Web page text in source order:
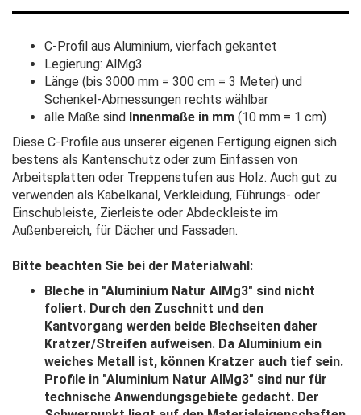
C-Profil aus Aluminium, vierfach gekantet
Legierung: AlMg3
Länge (bis 3000 mm = 300 cm = 3 Meter) und
Schenkel-Abmessungen rechts wählbar
alle Maße sind Innenmaße in mm (10 mm = 1 cm)
Diese C-Profile aus unserer eigenen Fertigung eignen sich
bestens als Kantenschutz oder zum Einfassen von
Arbeitsplatten oder Treppenstufen aus Holz. Auch gut zu
verwenden als Kabelkanal, Verkleidung, Führungs- oder
Einschubleiste, Zierleiste oder Abdeckleiste im
Außenbereich, für Dächer und Fassaden.
Bitte beachten Sie bei der Materialwahl:
Bleche in "Aluminium Natur AlMg3" sind nicht
foliert. Durch den Zuschnitt und den
Kantvorgang werden beide Blechseiten daher
Kratzer/Streifen aufweisen. Da Aluminium ein
weiches Metall ist, können Kratzer auch tief sein.
Profile in "Aluminium Natur AlMg3" sind nur für
technische Anwendungsgebiete gedacht. Der